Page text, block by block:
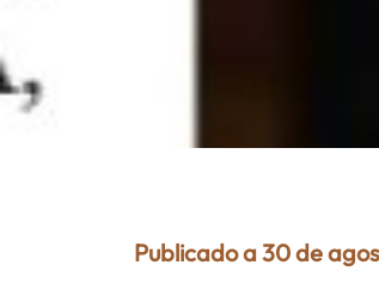
Publicado a 30 de